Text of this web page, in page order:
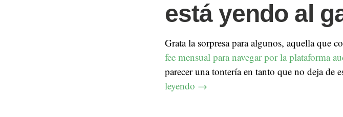
está yendo al
Grata la sorpresa para algunos, aquella que
fee mensual para navegar por la plataforma
parecer una tontería en tanto que no deja de
leyendo →